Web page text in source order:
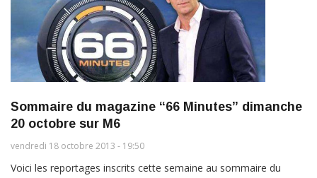
Sommaire du magazine “66 Minutes” dimanche
20 octobre sur M6
vendredi 18 octobre 2013 - 19:50
Voici les reportages inscrits cette semaine au sommaire du